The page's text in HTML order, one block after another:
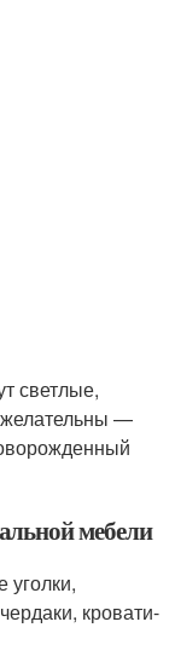
светлые,
—
мебели
уголки,
кровати-